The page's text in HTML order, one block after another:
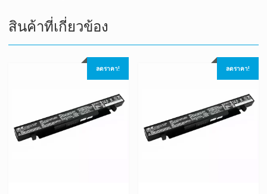
สินค้าที่เกี่ยวข้อง
ลดราคา! ลดราคา!